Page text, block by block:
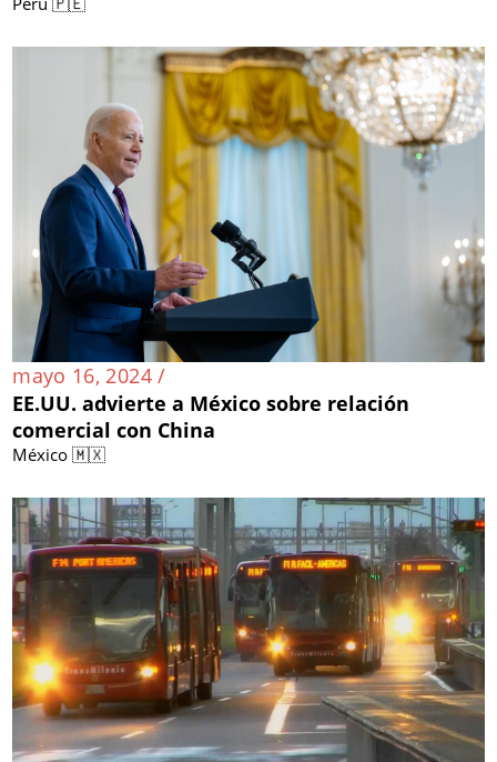
mayo 16, 2024 /
EE.UU. advierte a México sobre relación
comercial con China
México 🇲🇽